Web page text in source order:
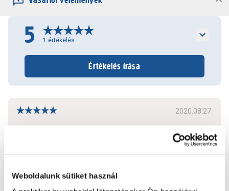
Weboldalunk sütiket használ
5 1 értékelés
Értékelés írása
2020.08.27.